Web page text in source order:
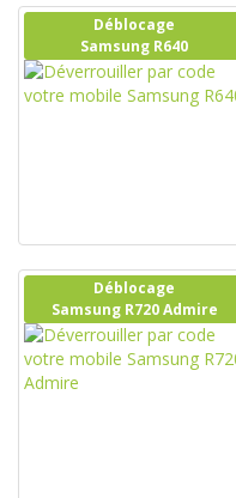
Déblocage
Samsung R640
Déblocage
Samsung R720 Admire